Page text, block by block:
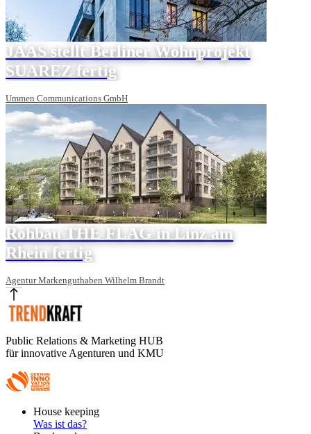
JAAS stellt Berliner Wohnprojekt
SUAREZ fertig
Ummen Communications GmbH
Rohbau THE FLAG in Linz am
Rhein fertig
Agentur Markenguthaben Wilhelm Brandt
Public Relations & Marketing HUB
für innovative Agenturen und KMU
FooterHouse keeping
Was ist das?